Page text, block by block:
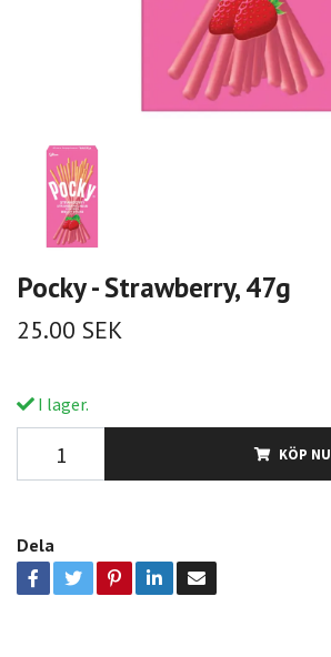
Pocky - Strawberry, 47g
25.00 SEK
I lager.
KÖP NU
Dela